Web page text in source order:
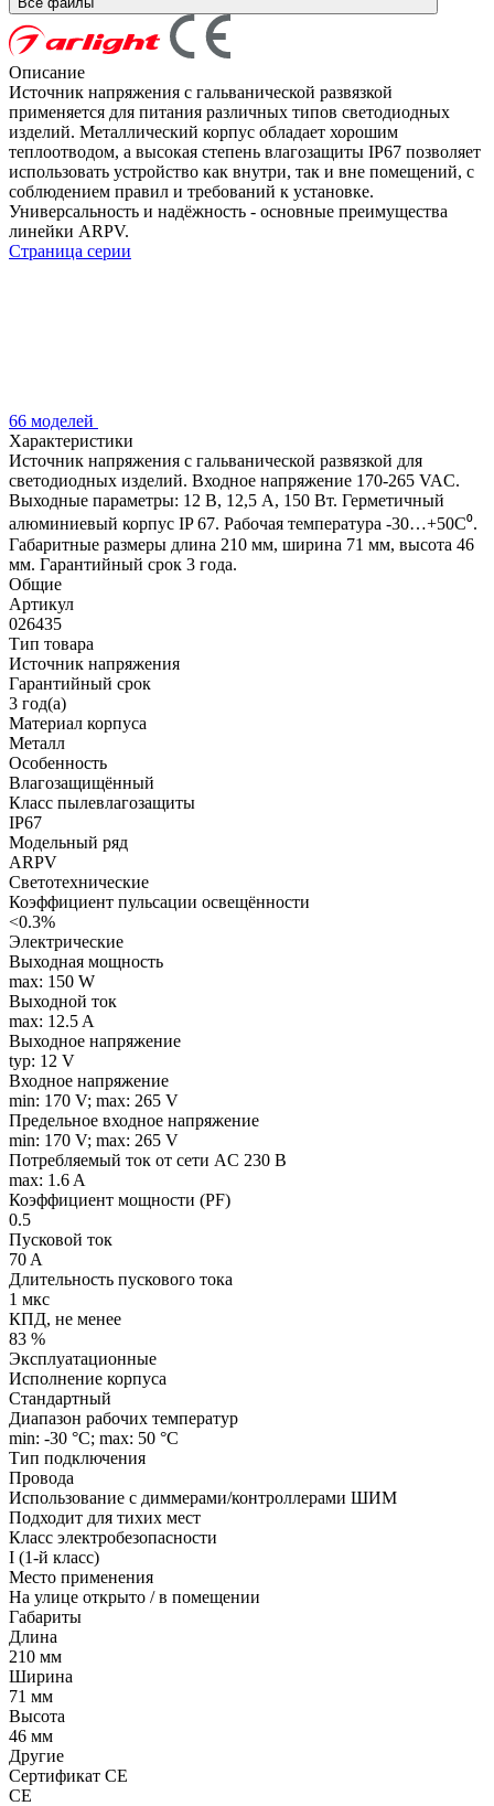
Описание
Источник напряжения с гальванической развязкой
применяется для питания различных типов светодиодных
изделий. Металлический корпус обладает хорошим
теплоотводом, а высокая степень влагозащиты IP67 позволяет
использовать устройство как внутри, так и вне помещений, с
соблюдением правил и требований к установке.
Универсальность и надёжность - основные преимущества
линейки ARPV.
Страница серии
66 моделей
Характеристики
Источник напряжения с гальванической развязкой для
светодиодных изделий. Входное напряжение 170-265 VAC.
Выходные параметры: 12 В, 12,5 А, 150 Вт. Герметичный
алюминиевый корпус IP 67. Рабочая температура -30…+50C⁰.
Габаритные размеры длина 210 мм, ширина 71 мм, высота 46
мм. Гарантийный срок 3 года.
Общие
Артикул
026435
Тип товара
Источник напряжения
Гарантийный срок
3 год(а)
Материал корпуса
Металл
Особенность
Влагозащищённый
Класс пылевлагозащиты
IP67
Модельный ряд
ARPV
Светотехнические
Коэффициент пульсации освещённости
<0.3%
Электрические
Выходная мощность
max: 150 W
Выходной ток
max: 12.5 A
Выходное напряжение
typ: 12 V
Входное напряжение
min: 170 V; max: 265 V
Предельное входное напряжение
min: 170 V; max: 265 V
Потребляемый ток от сети AC 230 В
max: 1.6 A
Коэффициент мощности (PF)
0.5
Пусковой ток
70 A
Длительность пускового тока
1 мкс
КПД, не менее
83 %
Эксплуатационные
Исполнение корпуса
Стандартный
Диапазон рабочих температур
min: -30 °C; max: 50 °C
Тип подключения
Провода
Использование с диммерами/контроллерами ШИМ
Подходит для тихих мест
Класс электробезопасности
I (1-й класс)
Место применения
На улице открыто / в помещении
Габариты
Длина
210 мм
Ширина
71 мм
Высота
46 мм
Другие
Сертификат CE
СЕ